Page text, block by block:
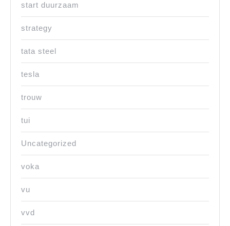
start duurzaam
strategy
tata steel
tesla
trouw
tui
Uncategorized
voka
vu
vvd